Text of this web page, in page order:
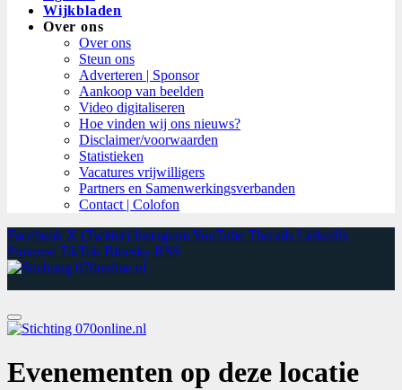
Wijkbladen
Over ons
Over ons
Steun ons
Adverteren | Sponsor
Aankoop van beelden
Video digitaliseren
Hoe vinden wij ons nieuws?
Disclaimer/voorwaarden
Statistieken
Vacatures vrijwilligers
Partners en Samenwerkingsverbanden​
Contact | Colofon
Facebook X (Twitter) InstagramYouTube Threads LinkedIn
Pinterest TikTok Bluesky RSS
Evenementen op deze locatie